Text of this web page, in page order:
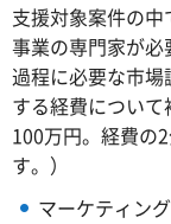
支援対象案件の
事業の専門家が
過程に必要な市
する経費につい
100万円。経費の
す。）
マーケティン